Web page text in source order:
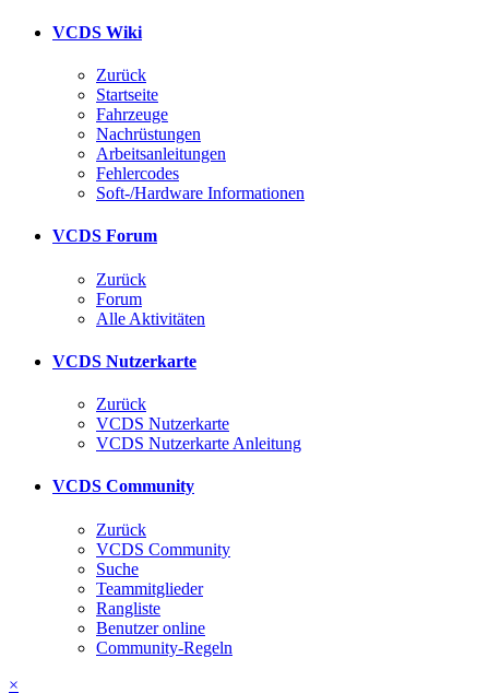
VCDS Wiki
Zurück
Startseite
Fahrzeuge
Nachrüstungen
Arbeitsanleitungen
Fehlercodes
Soft-/Hardware Informationen
VCDS Forum
Zurück
Forum
Alle Aktivitäten
VCDS Nutzerkarte
Zurück
VCDS Nutzerkarte
VCDS Nutzerkarte Anleitung
VCDS Community
Zurück
VCDS Community
Suche
Teammitglieder
Rangliste
Benutzer online
Community-Regeln
×